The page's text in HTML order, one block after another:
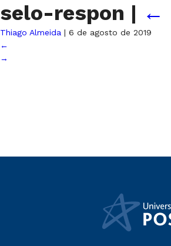
selo-respon | ←
Thiago Almeida | 6 de agosto de 2019
←
→